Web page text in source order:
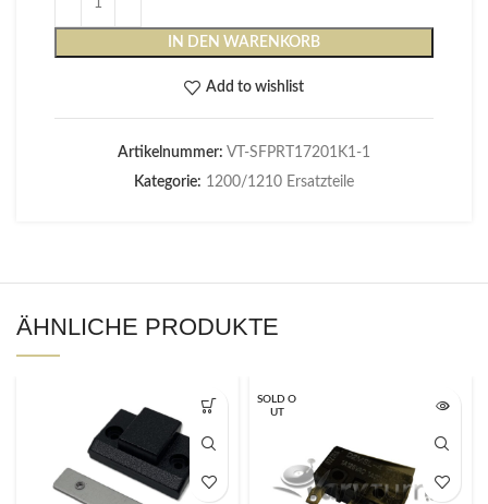
IN DEN WARENKORB
Add to wishlist
Artikelnummer: VT-SFPRT17201K1-1
Kategorie: 1200/1210 Ersatzteile
ÄHNLICHE PRODUKTE
SOLD O
UT